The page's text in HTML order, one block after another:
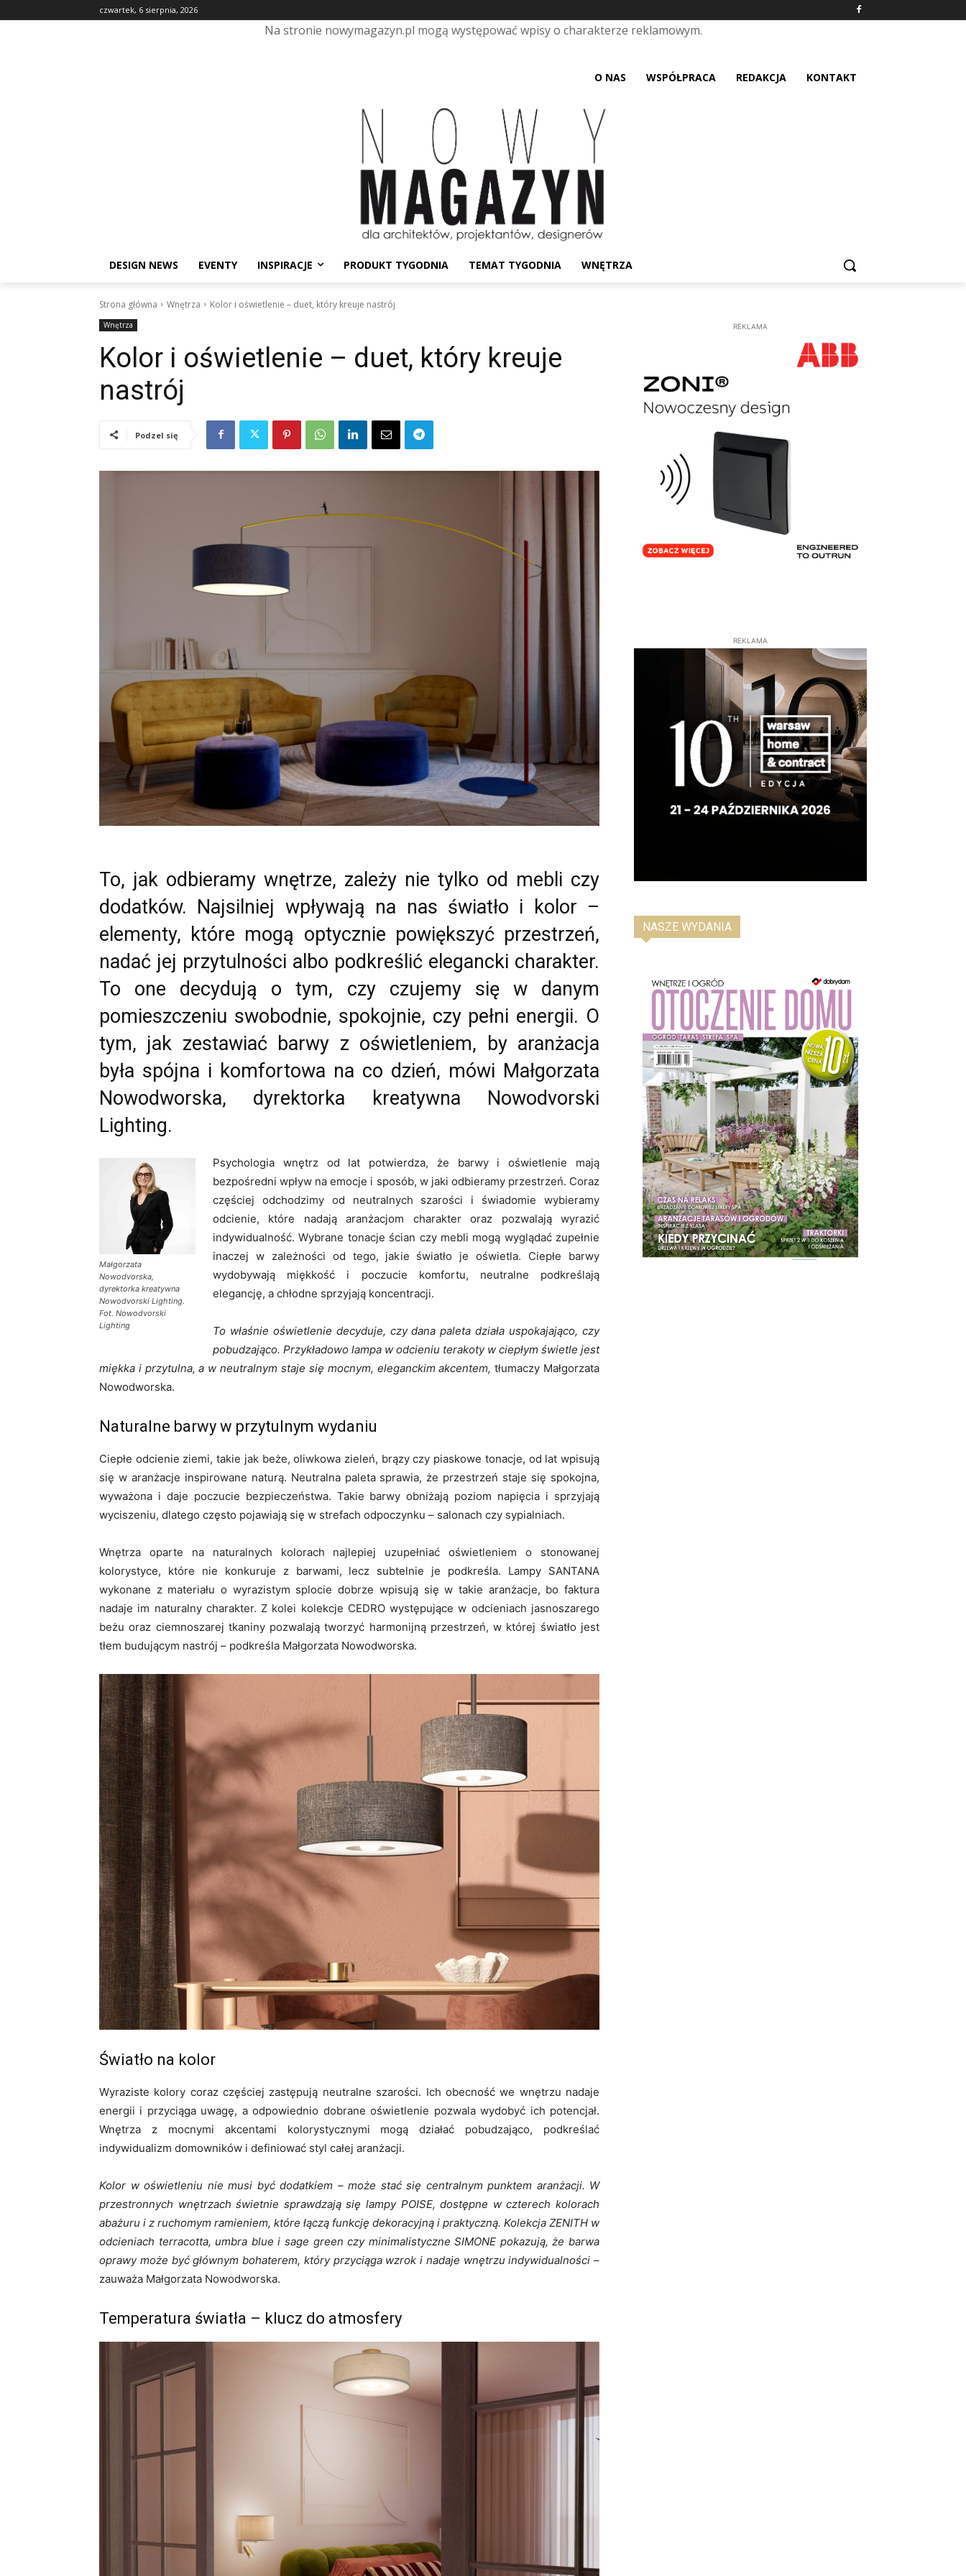
czwartek, 6 sierpnia, 2026
Na stronie nowymagazyn.pl mogą występować wpisy o charakterze reklamowym.
O NAS WSPÓŁPRACA REDAKCJA KONTAKT
DESIGN NEWS EVENTY INSPIRACJE PRODUKT TYGODNIA TEMAT TYGODNIA WNĘTRZA
Strona główna Wnętrza Kolor i oświetlenie – duet, który kreuje nastrój
Wnętrza
Kolor i oświetlenie – duet, który kreuje
nastrój
Podzel się
To, jak odbieramy wnętrze, zależy nie tylko od mebli czy
dodatków. Najsilniej wpływają na nas światło i kolor –
elementy, które mogą optycznie powiększyć przestrzeń,
nadać jej przytulności albo podkreślić elegancki charakter.
To one decydują o tym, czy czujemy się w danym
pomieszczeniu swobodnie, spokojnie, czy pełni energii. O
tym, jak zestawiać barwy z oświetleniem, by aranżacja
była spójna i komfortowa na co dzień, mówi Małgorzata
Nowodworska, dyrektorka kreatywna Nowodvorski
Lighting.
Małgorzata
Nowodvorska,
dyrektorka kreatywna
Nowodvorski Lighting.
Fot. Nowodvorski
Lighting
Psychologia wnętrz od lat potwierdza, że barwy i oświetlenie mają
bezpośredni wpływ na emocje i sposób, w jaki odbieramy przestrzeń. Coraz
częściej odchodzimy od neutralnych szarości i świadomie wybieramy
odcienie, które nadają aranżacjom charakter oraz pozwalają wyrazić
indywidualność. Wybrane tonacje ścian czy mebli mogą wyglądać zupełnie
inaczej w zależności od tego, jakie światło je oświetla. Ciepłe barwy
wydobywają miękkość i poczucie komfortu, neutralne podkreślają
elegancję, a chłodne sprzyjają koncentracji.
To właśnie oświetlenie decyduje, czy dana paleta działa uspokajająco, czy
pobudzająco. Przykładowo lampa w odcieniu terakoty w ciepłym świetle jest
miękka i przytulna, a w neutralnym staje się mocnym, eleganckim akcentem, tłumaczy Małgorzata
Nowodworska.
Naturalne barwy w przytulnym wydaniu
Ciepłe odcienie ziemi, takie jak beże, oliwkowa zieleń, brązy czy piaskowe tonacje, od lat wpisują
się w aranżacje inspirowane naturą. Neutralna paleta sprawia, że przestrzeń staje się spokojna,
wyważona i daje poczucie bezpieczeństwa. Takie barwy obniżają poziom napięcia i sprzyjają
wyciszeniu, dlatego często pojawiają się w strefach odpoczynku – salonach czy sypialniach.
Wnętrza oparte na naturalnych kolorach najlepiej uzupełniać oświetleniem o stonowanej
kolorystyce, które nie konkuruje z barwami, lecz subtelnie je podkreśla. Lampy SANTANA
wykonane z materiału o wyrazistym splocie dobrze wpisują się w takie aranżacje, bo faktura
nadaje im naturalny charakter. Z kolei kolekcje CEDRO występujące w odcieniach jasnoszarego
beżu oraz ciemnoszarej tkaniny pozwalają tworzyć harmonijną przestrzeń, w której światło jest
tłem budującym nastrój – podkreśla Małgorzata Nowodworska.
Światło na kolor
Wyraziste kolory coraz częściej zastępują neutralne szarości. Ich obecność we wnętrzu nadaje
energii i przyciąga uwagę, a odpowiednio dobrane oświetlenie pozwala wydobyć ich potencjał.
Wnętrza z mocnymi akcentami kolorystycznymi mogą działać pobudzająco, podkreślać
indywidualizm domowników i definiować styl całej aranżacji.
Kolor w oświetleniu nie musi być dodatkiem – może stać się centralnym punktem aranżacji. W
przestronnych wnętrzach świetnie sprawdzają się lampy POISE, dostępne w czterech kolorach
abażuru i z ruchomym ramieniem, które łączą funkcję dekoracyjną i praktyczną. Kolekcja ZENITH w
odcieniach terracotta, umbra blue i sage green czy minimalistyczne SIMONE pokazują, że barwa
oprawy może być głównym bohaterem, który przyciąga wzrok i nadaje wnętrzu indywidualności –
zauważa Małgorzata Nowodworska.
Temperatura światła – klucz do atmosfery
REKLAMA
REKLAMA
NASZE WYDANIA